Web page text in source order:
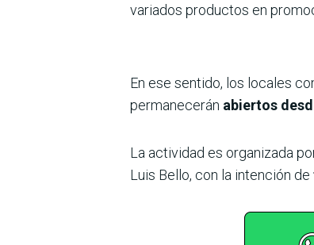
variados productos en
En ese sentido, los locales
permanecerán abiertos
La actividad es organizada
Luis Bello, con la intención de